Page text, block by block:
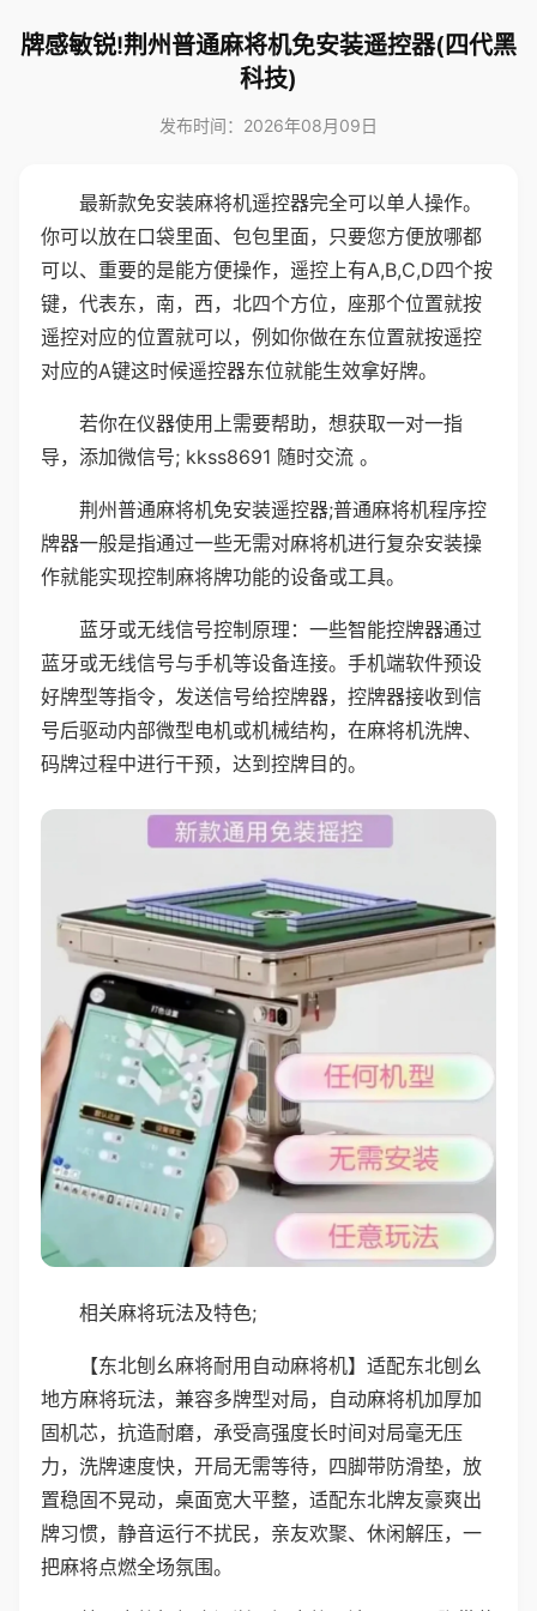
牌感敏锐!荆州普通麻将机免安装遥控器(四代黑
科技)
发布时间：2026年08月09日
最新款免安装麻将机遥控器完全可以单人操作。
你可以放在口袋里面、包包里面，只要您方便放哪都
可以、重要的是能方便操作，遥控上有A,B,C,D四个按
键，代表东，南，西，北四个方位，座那个位置就按
遥控对应的位置就可以，例如你做在东位置就按遥控
对应的A键这时候遥控器东位就能生效拿好牌。
若你在仪器使用上需要帮助，想获取一对一指
导，添加微信号; kkss8691 随时交流 。
荆州普通麻将机免安装遥控器;普通麻将机程序控
牌器一般是指通过一些无需对麻将机进行复杂安装操
作就能实现控制麻将牌功能的设备或工具。
蓝牙或无线信号控制原理：一些智能控牌器通过
蓝牙或无线信号与手机等设备连接。手机端软件预设
好牌型等指令，发送信号给控牌器，控牌器接收到信
号后驱动内部微型电机或机械结构，在麻将机洗牌、
码牌过程中进行干预，达到控牌目的。
相关麻将玩法及特色;
【东北刨幺麻将耐用自动麻将机】适配东北刨幺
地方麻将玩法，兼容多牌型对局，自动麻将机加厚加
固机芯，抗造耐磨，承受高强度长时间对局毫无压
力，洗牌速度快，开局无需等待，四脚带防滑垫，放
置稳固不晃动，桌面宽大平整，适配东北牌友豪爽出
牌习惯，静音运行不扰民，亲友欢聚、休闲解压，一
把麻将点燃全场氛围。